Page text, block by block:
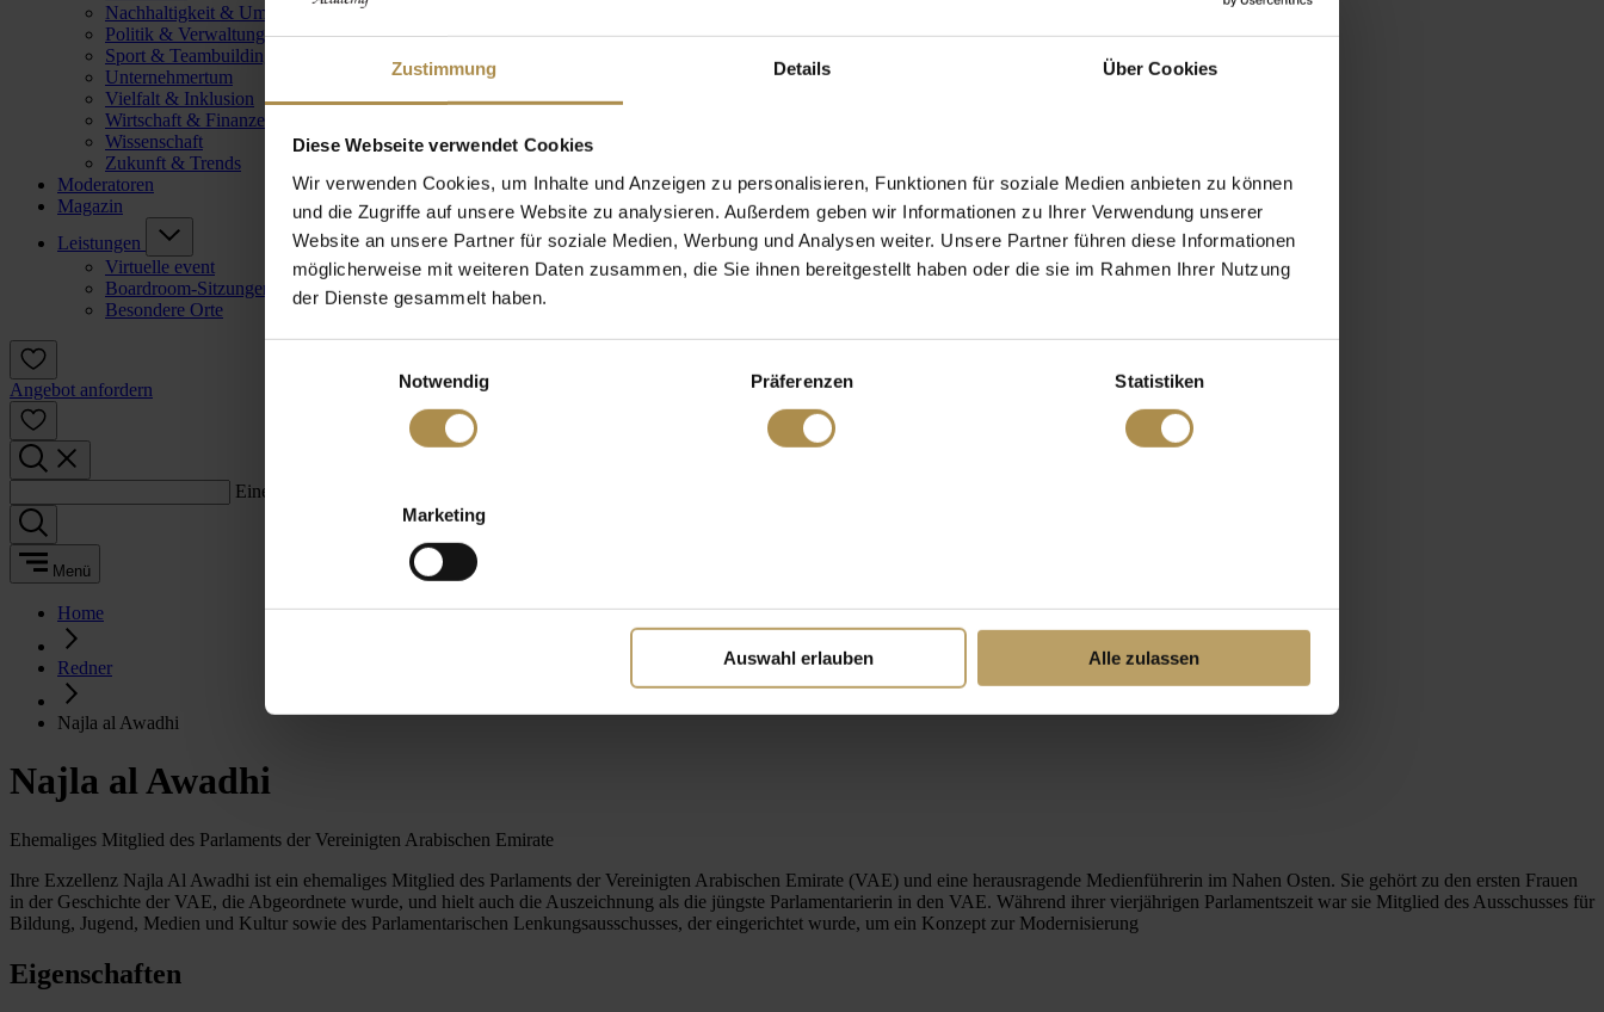
Zustimmung Details Über Cookies
Diese Webseite verwendet Cookies
Wir verwenden Cookies, um Inhalte und Anzeigen zu personalisieren, Funktionen für soziale Medien anbieten zu können
und die Zugriffe auf unsere Website zu analysieren. Außerdem geben wir Informationen zu Ihrer Verwendung unserer
Website an unsere Partner für soziale Medien, Werbung und Analysen weiter. Unsere Partner führen diese Informationen
möglicherweise mit weiteren Daten zusammen, die Sie ihnen bereitgestellt haben oder die sie im Rahmen Ihrer Nutzung
der Dienste gesammelt haben.
Notwendig
Präferenzen Statistiken
Marketing
Auswahl erlauben Alle zulassen
Nachhaltigkeit & Umwelt
Politik & Verwaltung
Sport & Teambuilding
Unternehmertum
Vielfalt & Inklusion
Wirtschaft & Finanzen
Wissenschaft
Zukunft & Trends
Moderatoren
Magazin
Leistungen
Virtuelle event
Boardroom-Sitzungen
Besondere Orte
Angebot anfordern
Einen Suchbegriff eingeben:
Menü
Home
Redner
Najla al Awadhi
Najla al Awadhi
Ehemaliges Mitglied des Parlaments der Vereinigten Arabischen Emirate
Ihre Exzellenz Najla Al Awadhi ist ein ehemaliges Mitglied des Parlaments der Vereinigten Arabischen Emirate (VAE) und eine herausragende Medienführerin im Nahen Osten. Sie gehört zu den ersten Frauen
in der Geschichte der VAE, die Abgeordnete wurde, und hielt auch die Auszeichnung als die jüngste Parlamentarierin in den VAE. Während ihrer vierjährigen Parlamentszeit war sie Mitglied des Ausschusses für
Bildung, Jugend, Medien und Kultur sowie des Parlamentarischen Lenkungsausschusses, der eingerichtet wurde, um ein Konzept zur Modernisierung
Eigenschaften